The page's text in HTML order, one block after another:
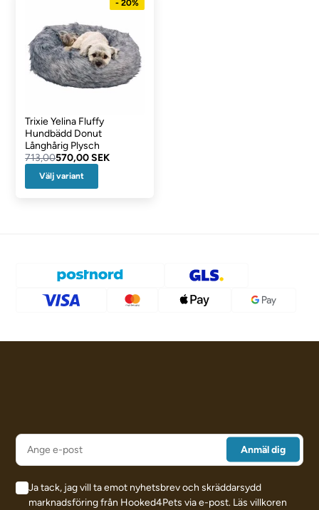
- 20%
Trixie Yelina Fluffy
Hundbädd Donut
Långhårig Plysch
713,00570,00 SEK
Välj variant
Ja tack, jag vill ta emot nyhetsbrev och skräddarsydd
marknadsföring från Hooked4Pets via e-post. Läs villkoren